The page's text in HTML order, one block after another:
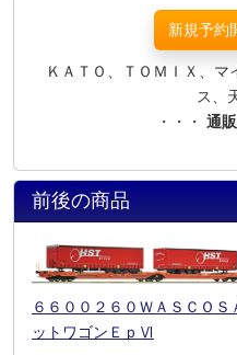
新規予約
ＫＡＴＯ、ＴＯＭＩＸ、
ス、
・・・ 通
前後の商品
６６００２６０ＷＡＳＣＯ
ットワゴンＥｐⅥ